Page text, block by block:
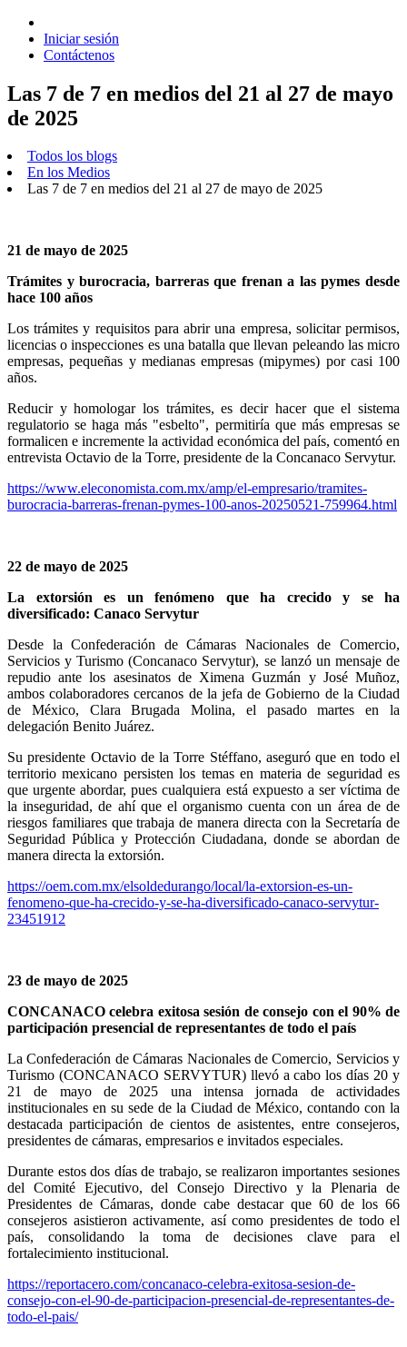
Iniciar sesión
Contáctenos
Las 7 de 7 en medios del 21 al 27 de mayo
de 2025
Todos los blogs
En los Medios
Las 7 de 7 en medios del 21 al 27 de mayo de 2025
21 de mayo de 2025
Trámites y burocracia, barreras que frenan a las pymes desde
hace 100 años
Los trámites y requisitos para abrir una empresa, solicitar permisos,
licencias o inspecciones es una batalla que llevan peleando las micro
empresas, pequeñas y medianas empresas (mipymes) por casi 100
años.
Reducir y homologar los trámites, es decir hacer que el sistema
regulatorio se haga más "esbelto", permitiría que más empresas se
formalicen e incremente la actividad económica del país, comentó en
entrevista Octavio de la Torre, presidente de la Concanaco Servytur.
https://www.eleconomista.com.mx/amp/el-empresario/tramites-
burocracia-barreras-frenan-pymes-100-anos-20250521-759964.html
22 de mayo de 2025
La extorsión es un fenómeno que ha crecido y se ha
diversificado: Canaco Servytur
Desde la Confederación de Cámaras Nacionales de Comercio,
Servicios y Turismo (Concanaco Servytur), se lanzó un mensaje de
repudio ante los asesinatos de Ximena Guzmán y José Muñoz,
ambos colaboradores cercanos de la jefa de Gobierno de la Ciudad
de México, Clara Brugada Molina, el pasado martes en la
delegación Benito Juárez.
Su presidente Octavio de la Torre Stéffano, aseguró que en todo el
territorio mexicano persisten los temas en materia de seguridad es
que urgente abordar, pues cualquiera está expuesto a ser víctima de
la inseguridad, de ahí que el organismo cuenta con un área de de
riesgos familiares que trabaja de manera directa con la Secretaría de
Seguridad Pública y Protección Ciudadana, donde se abordan de
manera directa la extorsión.
https://oem.com.mx/elsoldedurango/local/la-extorsion-es-un-
fenomeno-que-ha-crecido-y-se-ha-diversificado-canaco-servytur-
23451912
23 de mayo de 2025
CONCANACO celebra exitosa sesión de consejo con el 90% de
participación presencial de representantes de todo el país
La Confederación de Cámaras Nacionales de Comercio, Servicios y
Turismo (CONCANACO SERVYTUR) llevó a cabo los días 20 y
21 de mayo de 2025 una intensa jornada de actividades
institucionales en su sede de la Ciudad de México, contando con la
destacada participación de cientos de asistentes, entre consejeros,
presidentes de cámaras, empresarios e invitados especiales.
Durante estos dos días de trabajo, se realizaron importantes sesiones
del Comité Ejecutivo, del Consejo Directivo y la Plenaria de
Presidentes de Cámaras, donde cabe destacar que 60 de los 66
consejeros asistieron activamente, así como presidentes de todo el
país, consolidando la toma de decisiones clave para el
fortalecimiento institucional.
https://reportacero.com/concanaco-celebra-exitosa-sesion-de-
consejo-con-el-90-de-participacion-presencial-de-representantes-de-
todo-el-pais/